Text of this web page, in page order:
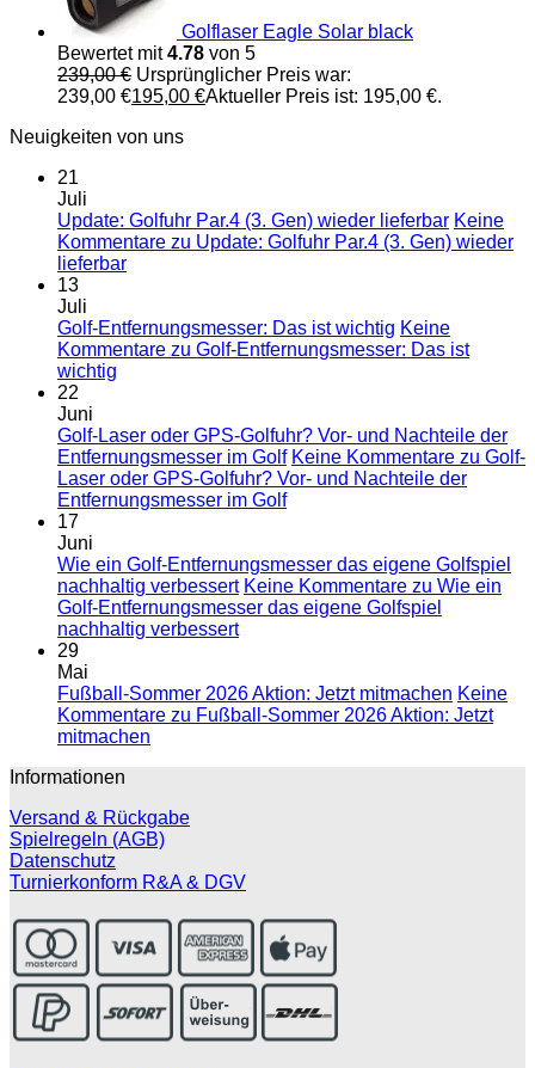
Golflaser Eagle Solar black
Bewertet mit4.78 von 5
239,00€ Ursprünglicher Preis war:
239,00 €195,00 €Aktueller Preis ist: 195,00 €.
Neuigkeiten von uns
21
Juli
Update: Golfuhr Par.4 (3. Gen) wieder lieferbar Keine
Kommentare zu Update: Golfuhr Par.4 (3. Gen) wieder
lieferbar
13
Juli
Golf-Entfernungsmesser: Das ist wichtig Keine
Kommentare zu Golf-Entfernungsmesser: Das ist
wichtig
22
Juni
Golf-Laser oder GPS-Golfuhr? Vor- und Nachteile der
Entfernungsmesser im Golf Keine Kommentare zu Golf-
Laser oder GPS-Golfuhr? Vor- und Nachteile der
Entfernungsmesser im Golf
17
Juni
Wie ein Golf-Entfernungsmesser das eigene Golfspiel
nachhaltig verbessert Keine Kommentare zu Wie ein
Golf-Entfernungsmesser das eigene Golfspiel
nachhaltig verbessert
29
Mai
Fußball-Sommer 2026 Aktion: Jetzt mitmachen Keine
Kommentare zu Fußball-Sommer 2026 Aktion: Jetzt
mitmachen
Informationen
Versand & Rückgabe
Spielregeln (AGB)
Datenschutz
Turnierkonform R&A & DGV